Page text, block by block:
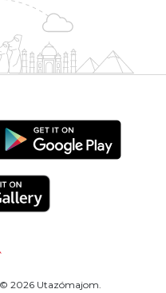
2026 Utazómajom.